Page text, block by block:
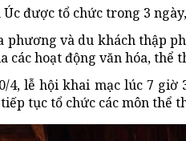
được tổ chức trong 3
và du khách thập
các hoạt động văn hóa, thể
4, lễ hội khai mạc lúc 7
tục tổ chức các môn